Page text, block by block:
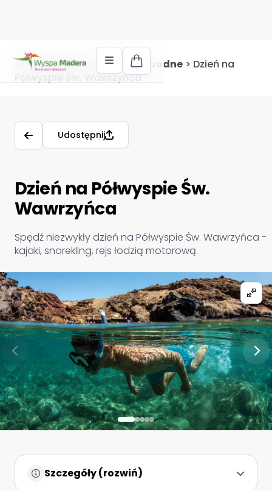
Strona główna Atrakcje wodne > Dzień na
Półwyspie Św. Wawrzyńca
Udostępnij
Dzień na Półwyspie Św.
Wawrzyńca
Spędź niezwykły dzień na Półwyspie Św. Wawrzyńca -
kajaki, snorekling, rejs łodzią motorową.
Szczegóły (rozwiń)